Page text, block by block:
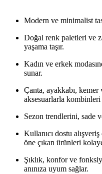
Modern ve minimalist
Doğal renk paletleri ve
yaşama taşır.
Kadın ve erkek
sunar.
Çanta, ayakkabı, kemer
aksesuarlarla
Sezon trendlerini, sade
Kullanıcı dostu
öne çıkan ürünleri
Şıklık, konfor ve
anınıza uyum sağlar.